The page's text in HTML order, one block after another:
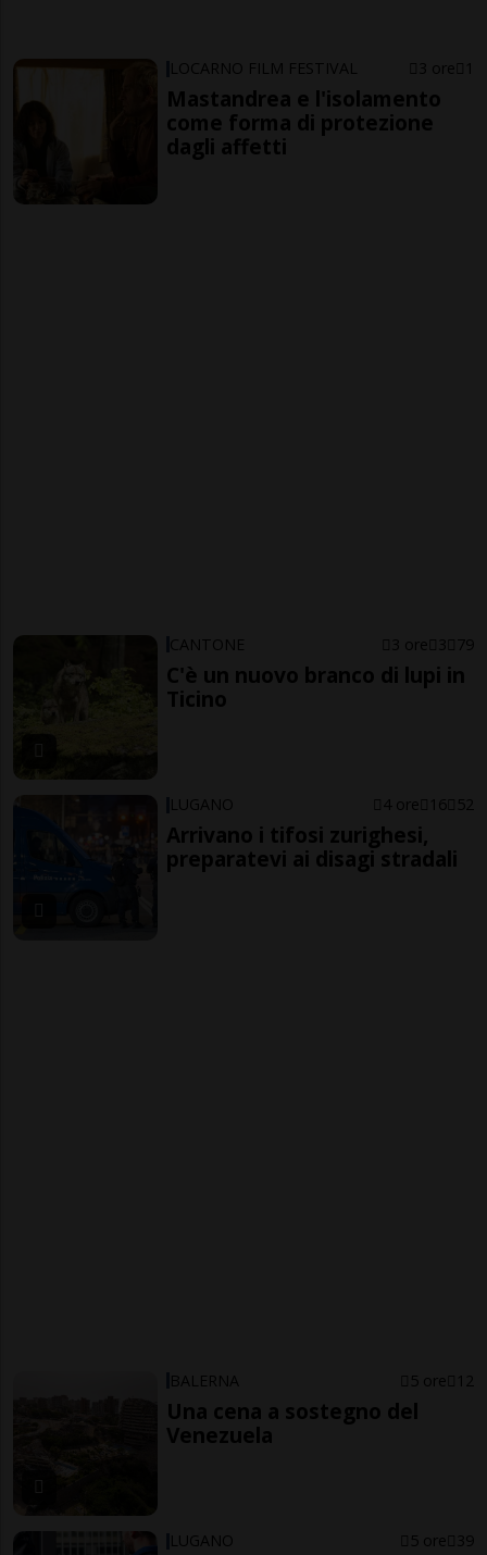
LOCARNO FILM FESTIVAL 3 ore 1
Mastandrea e l'isolamento
come forma di protezione
dagli affetti
CANTONE 3 ore 3 79
C'è un nuovo branco di lupi in
Ticino
LUGANO 4 ore 16 52
Arrivano i tifosi zurighesi,
preparatevi ai disagi stradali
BALERNA 5 ore 12
Una cena a sostegno del
Venezuela
LUGANO 5 ore 39